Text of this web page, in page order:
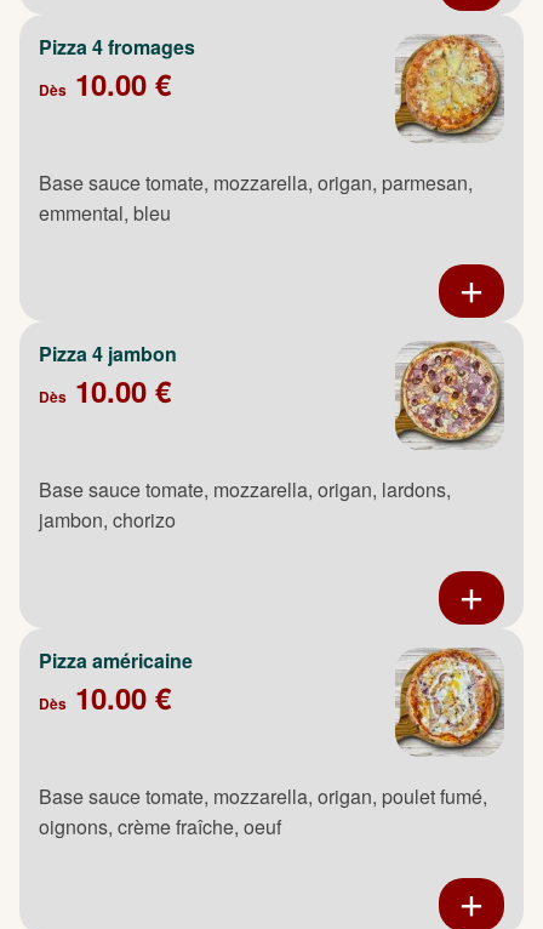
Pizza 4 fromages
Dès 10.00 €
Base sauce tomate, mozzarella, origan, parmesan,
emmental, bleu
Pizza 4 jambon
Dès 10.00 €
Base sauce tomate, mozzarella, origan, lardons,
jambon, chorizo
Pizza américaine
Dès 10.00 €
Base sauce tomate, mozzarella, origan, poulet fumé,
oignons, crème fraîche, oeuf